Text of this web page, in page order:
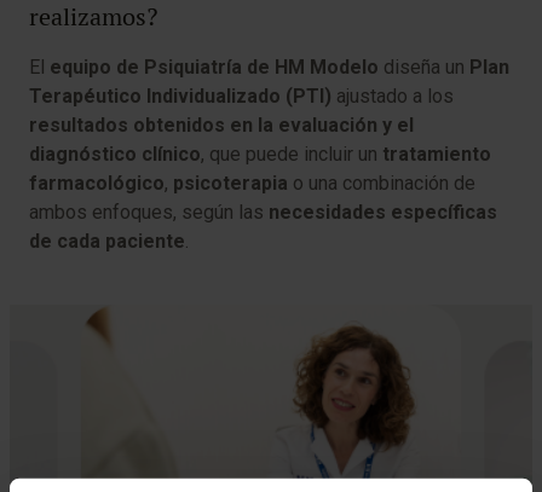
realizamos?
El equipo de Psiquiatría de HM Modelo diseña un Plan
Terapéutico Individualizado (PTI) ajustado a los
resultados obtenidos en la evaluación y el
diagnóstico clínico, que puede incluir un tratamiento
farmacológico, psicoterapia o una combinación de
ambos enfoques, según las necesidades específicas
de cada paciente.